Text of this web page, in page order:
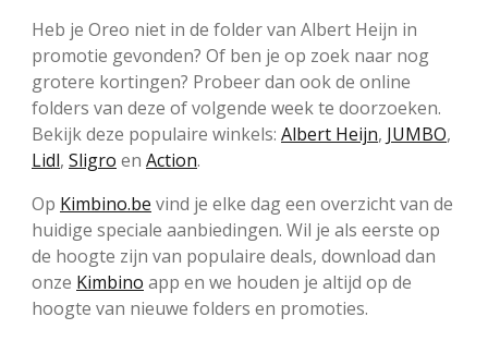
Heb je Oreo niet in de folder van Albert Heijn in
promotie gevonden? Of ben je op zoek naar nog
grotere kortingen? Probeer dan ook de online
folders van deze of volgende week te doorzoeken.
Bekijk deze populaire winkels: Albert Heijn, JUMBO,
Lidl, Sligro en Action.
Op Kimbino.be vind je elke dag een overzicht van de
huidige speciale aanbiedingen. Wil je als eerste op
de hoogte zijn van populaire deals, download dan
onze Kimbino app en we houden je altijd op de
hoogte van nieuwe folders en promoties.